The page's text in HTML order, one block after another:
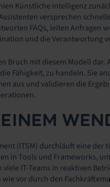
Künstliche Intelligenz
versprechen
FAQs, leiten Anfragen
und die Verantwortung
Bruch mit diesem Modell
Fähigkeit, zu handeln. Sie
aus und validieren die
(ITSM) durchläuft eine
in Tools und Frameworks,
IT-Teams in reaktiven
vor durch den